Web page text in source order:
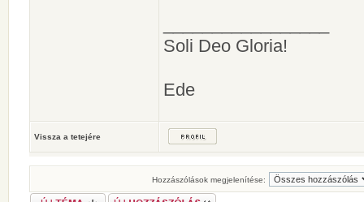
Soli Deo Gloria!
Ede
Vissza a tetejére
Hozzászólások megjelenítése: